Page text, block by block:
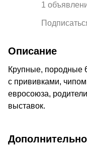
1
Описание
Крупные, породные
с прививками,
евросоюза,
выставок.
Дополнительно